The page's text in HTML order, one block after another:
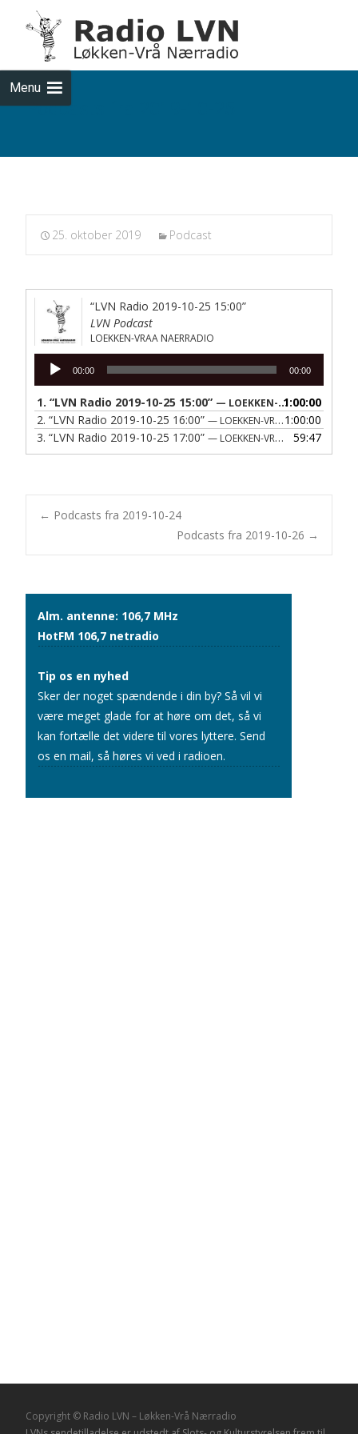
Menu
Podcasts fra 2019-10-25
25. oktober 2019 Podcast
“LVN Radio 2019-10-25 15:00”
LVN Podcast
LOEKKEN-VRAA NAERRADIO
Lydafspiller
00:00 00:00
1. “LVN Radio 2019-10-25 15:00” — LOEKKEN-VRAA NAERRADIO 1:00:00
2. “LVN Radio 2019-10-25 16:00” — LOEKKEN-VRAA NAERRADIO
1:00:00
3. “LVN Radio 2019-10-25 17:00” — LOEKKEN-VRAA NAERRADIO 59:47
Post
← Podcasts fra 2019-10-24
Podcasts fra 2019-10-26 →
Alm. antenne: 106,7 MHz
HotFM 106,7 netradio
Tip os en nyhed
Sker der noget spændende i din by? Så vil vi
være meget glade for at høre om det, så vi
kan fortælle det videre til vores lyttere. Send
os en mail, så høres vi ved i radioen.
Copyright © Radio LVN – Løkken-Vrå Nærradio